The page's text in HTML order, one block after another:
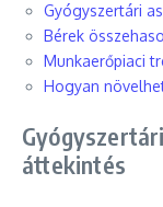
Gyógyszertári
Bérek
Munkaerőpiaci
Hogyan
áttekintés